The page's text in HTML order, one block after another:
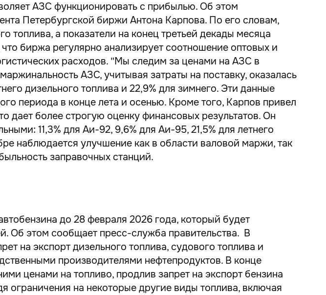
АЗС функционировать с прибылью. Об этом
Петербургской биржи Антона Карпова. По его словам,
топлива, а показатели на конец третьей декады месяца
биржа регулярно анализирует соотношение оптовых и
расходов. "Мы следим за ценами на АЗС в
АЗС, учитывая затраты на поставку, оказалась
дизельного топлива и 22,9% для зимнего. Эти данные
периода в конце лета и осенью. Кроме того, Карпов привел
дает более строгую оценку финансовых результатов. Он
11,3% для Аи-92, 9,6% для Аи-95, 21,5% для летнего
наблюдается улучшение как в области валовой маржи, так
заправочных станций.
до 28 февраля 2026 года, который будет
Об этом сообщает пресс-служба правительства. В
на экспорт дизельного топлива, судового топлива и
производителями нефтепродуктов. В конце
ценами на топливо, продлив запрет на экспорт бензина
ограничения на некоторые другие виды топлива, включая